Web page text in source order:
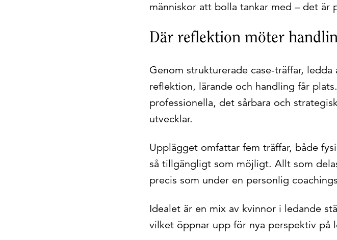
människor att bolla tankar med – det är
Där reflektion möter
Genom strukturerade case-träffar,
reflektion, lärande och handling får
professionella, det sårbara och
utvecklar.
Upplägget omfattar fem träffar, både
så tillgängligt som möjligt. Allt som
precis som under en personlig
Idealet är en mix av kvinnor i ledande
vilket öppnar upp för nya perspektiv på